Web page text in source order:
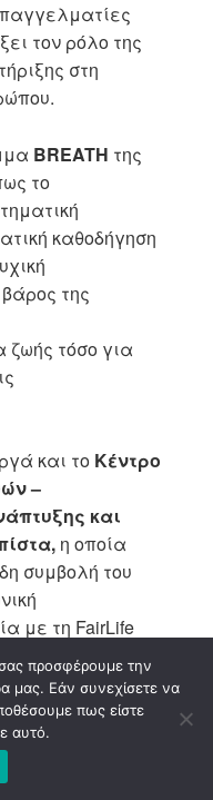
τον ρόλο της
στη
BREATH της
το
καθοδήγηση
της
ζωής τόσο για
και το Κέντρο
–
και
η οποία
συμβολή του
με τη FairLife
μοντέλο
προσφέρουμε την
μας. Εάν συνεχίσετε να
πως είστε
αυτό.